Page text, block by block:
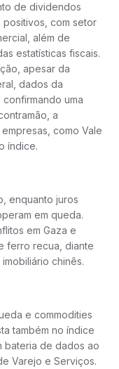
de dividendos
com setor
além de
estatísticas fiscais.
apesar da
dados da
uma
a
como Vale
índice.
enquanto juros
em queda.
em Gaza e
ferro recua, diante
chinês.
e commodities
também no índice
bateria de dados ao
Varejo e Serviços.